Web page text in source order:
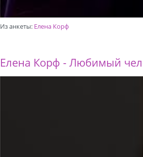
Из анкеты: Елена Корф
Елена Корф - Любимый